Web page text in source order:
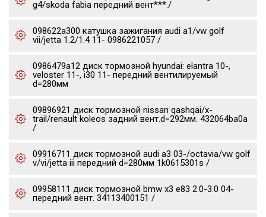
g4/skoda fabia передний вент***./
098622a300 катушка зажигания audi a1/vw golf
vii/jetta 1.2/1.4 11- 0986221057 /
0986479a12 диск тормозной hyundai: elantra 10-,
veloster 11-, i30 11- передний вентилируемый
d=280мм
09896921 диск тормозной nissan qashqai/x-
trail/renault koleos задний вент.d=292мм. 432064ba0a
/
09916711 диск тормозной audi a3 03-/octavia/vw golf
v/vi/jetta iii передний d=280мм 1k0615301s /
09958111 диск тормозной bmw x3 e83 2.0-3.0 04-
передний вент. 34113400151 /